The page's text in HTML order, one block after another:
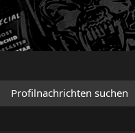
Profilnachrichten suchen